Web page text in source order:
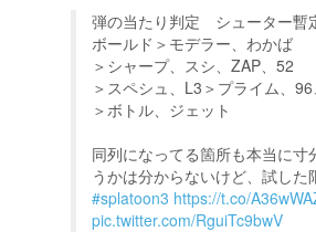
弾の当たり判定 シューター暫
ボールド＞モデラー、わかば
＞シャープ、スシ、ZAP、52
＞スペシュ、L3＞プライム、
＞ボトル、ジェット
同列になってる箇所も本当に寸
うかは分からないけど、試した
#splatoon3 https://t.co/
pic.twitter.com/RguiTc9bwV